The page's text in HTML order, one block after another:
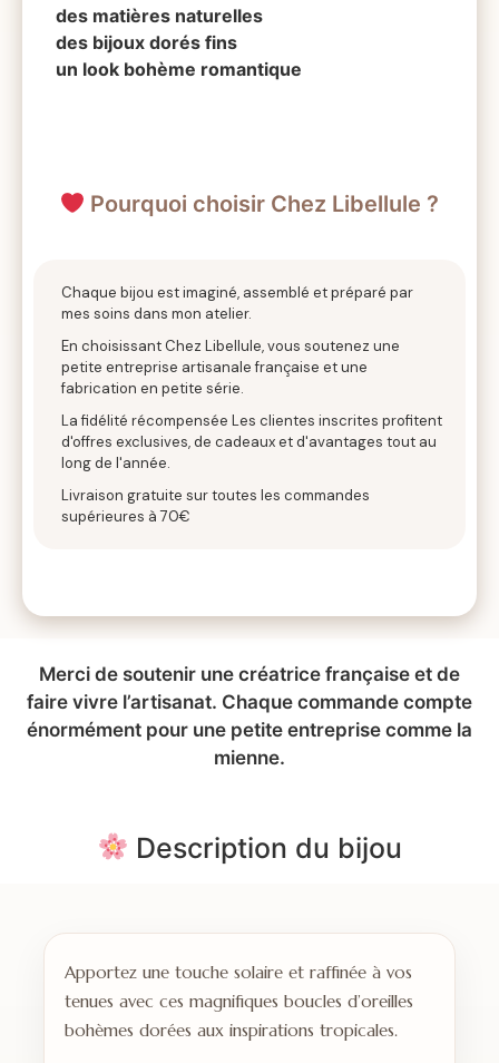
des matières naturelles
des bijoux dorés fins
un look bohème romantique
Pourquoi choisir Chez Libellule ?
Chaque bijou est imaginé, assemblé et préparé par
mes soins dans mon atelier.
En choisissant Chez Libellule, vous soutenez une
petite entreprise artisanale française et une
fabrication en petite série.
La fidélité récompensée Les clientes inscrites profitent
d'offres exclusives, de cadeaux et d'avantages tout au
long de l'année.
Livraison gratuite sur toutes les commandes
supérieures à 70€
Merci de soutenir une créatrice française et de
faire vivre l’artisanat. Chaque commande compte
énormément pour une petite entreprise comme la
mienne.
Description du bijou
Apportez une touche solaire et raffinée à vos
tenues avec ces magnifiques boucles d’oreilles
bohèmes dorées aux inspirations tropicales.